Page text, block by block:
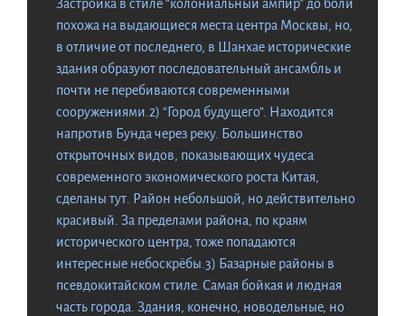
Застройка в стиле “колониальный ампир” до боли
похожа на выдающиеся места центра Москвы, но,
в отличие от последнего, в Шанхае исторические
здания образуют последовательный ансамбль и
почти не перебиваются современными
сооружениями.2) “Город будущего”. Находится
напротив Бунда через реку. Большинство
открыточных видов, показывающих чудеса
современного экономического роста Китая,
сделаны тут. Район небольшой, но действительно
красивый. За пределами района, по краям
исторического центра, тоже попадаются
интересные небоскрёбы.3) Базарные районы в
псевдокитайском стиле. Самая бойкая и людная
часть города. Здания, конечно, новодельные, но